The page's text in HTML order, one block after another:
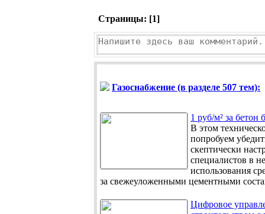
Страницы: [1]
Газоснабжение (в разделе 507 тем):
1 руб/м² за бетон
В этом
попробуем
скептически
специалистов в
использования
за свежеуложенными цементными
Цифровое